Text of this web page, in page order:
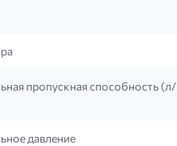
пропускная способность (л/
давление